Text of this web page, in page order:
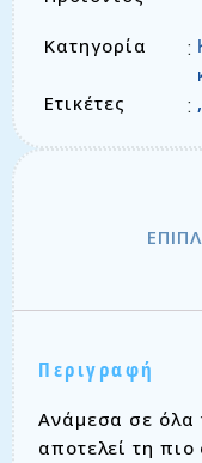
Κατηγορία :
Ετικέτες : ,
Περιγραφή
Ανάμεσα σε όλα
αποτελεί τη